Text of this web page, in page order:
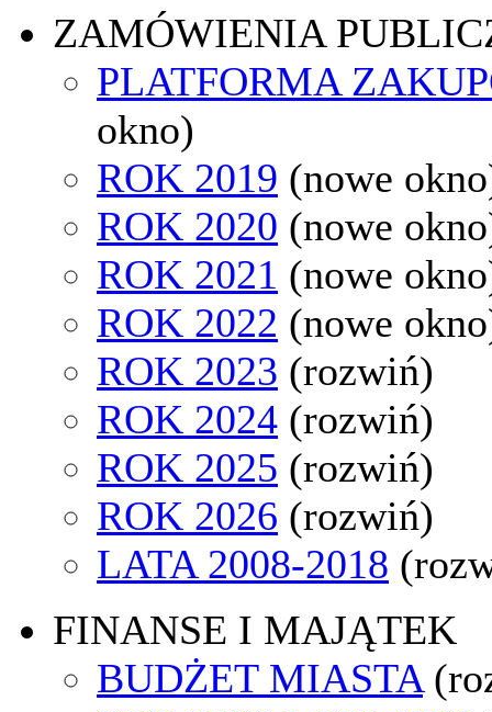
ZAMÓWIENIA
PLATFORMA
okno)
ROK 2019 (nowe
ROK 2020 (nowe
ROK 2021 (nowe
ROK 2022 (nowe
ROK 2023 (rozwiń)
ROK 2024 (rozwiń)
ROK 2025 (rozwiń)
ROK 2026 (rozwiń)
LATA 2008-2018
FINANSE I MAJĄTEK
BUDŻET MIASTA